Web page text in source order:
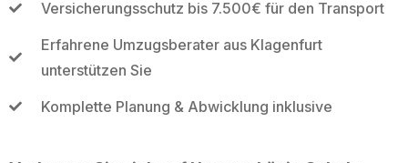
Versicherungsschutz bis 7.500€ für den Transport
Erfahrene Umzugsberater aus Klagenfurt
unterstützen Sie
Komplette Planung & Abwicklung inklusive